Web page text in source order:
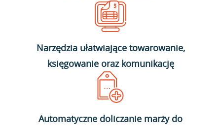
Narzędzia ułatwiające towarowanie,
księgowanie oraz komunikację
Automatyczne doliczanie marży do